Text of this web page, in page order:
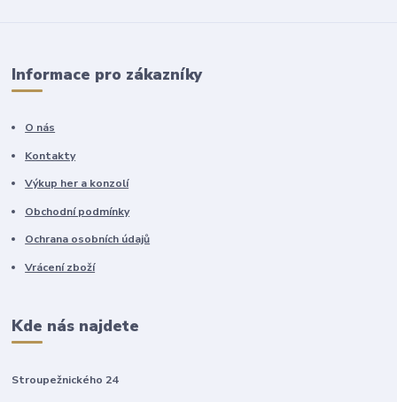
Informace pro zákazníky
O nás
Kontakty
Výkup her a konzolí
Obchodní podmínky
Ochrana osobních údajů
Vrácení zboží
Kde nás najdete
Stroupežnického 24